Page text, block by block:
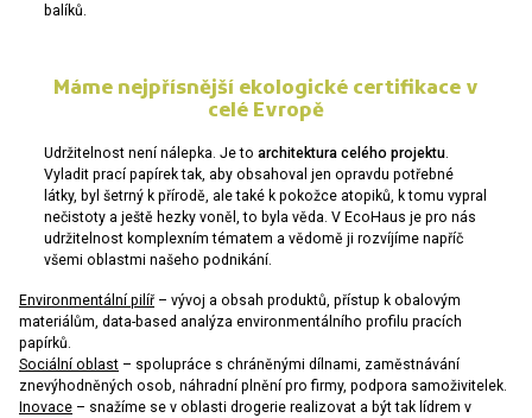
balíků.
Máme nejpřísnější ekologické certifikace v
celé Evropě
Udržitelnost není nálepka. Je to architektura celého projektu.
Vyladit prací papírek tak, aby obsahoval jen opravdu potřebné
látky, byl šetrný k přírodě, ale také k pokožce atopiků, k tomu vypral
nečistoty a ještě hezky voněl, to byla věda. V EcoHaus je pro nás
udržitelnost komplexním tématem a vědomě ji rozvíjíme napříč
všemi oblastmi našeho podnikání.
Environmentální pilíř – vývoj a obsah produktů, přístup k obalovým
materiálům, data-based analýza environmentálního profilu pracích
papírků.
Sociální oblast – spolupráce s chráněnými dílnami, zaměstnávání
znevýhodněných osob, náhradní plnění pro firmy, podpora samoživitelek.
Inovace – snažíme se v oblasti drogerie realizovat a být tak lídrem v